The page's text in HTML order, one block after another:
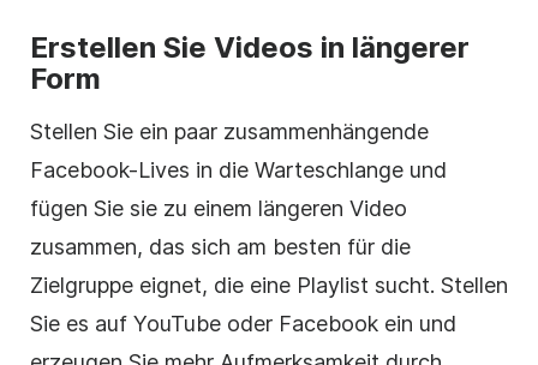
Erstellen Sie Videos in längerer
Form
Stellen Sie ein paar zusammenhängende
Facebook-Lives in die Warteschlange und
fügen Sie sie zu einem längeren Video
zusammen, das sich am besten für die
Zielgruppe eignet, die eine Playlist sucht. Stellen
Sie es auf YouTube oder Facebook ein und